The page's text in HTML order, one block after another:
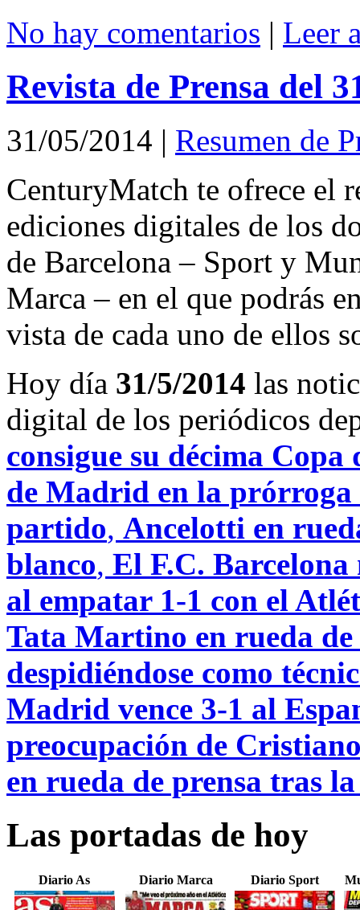
No hay comentarios | Leer
Revista de Prensa del
31/05/2014 | Resumen de
CenturyMatch te ofrece el
ediciones digitales de los
de Barcelona – Sport y
Marca – en el que podrás
vista de cada uno de ellos
Hoy día 31/5/2014 las
digital de los periódicos
consigue su décima
de Madrid en la prórroga
partido, Ancelotti en
blanco, El F.C. Barcelona
al empatar 1-1 con el
Tata Martino en rueda de
despidiéndose como
Madrid vence 3-1 al
preocupación de
en rueda de prensa tras
Las portadas de hoy
Diario As Diario Marca Diario Sport